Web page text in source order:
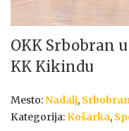
OKK Srbobran
KK Kikindu
Mesto:Nadalj,
Kategorija: Košarka,